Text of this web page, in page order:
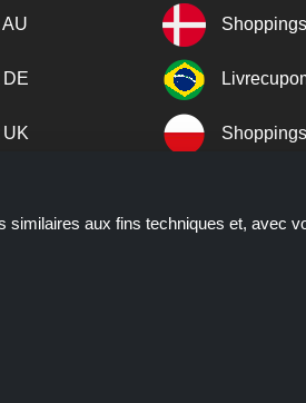
aux fins techniques et, avec